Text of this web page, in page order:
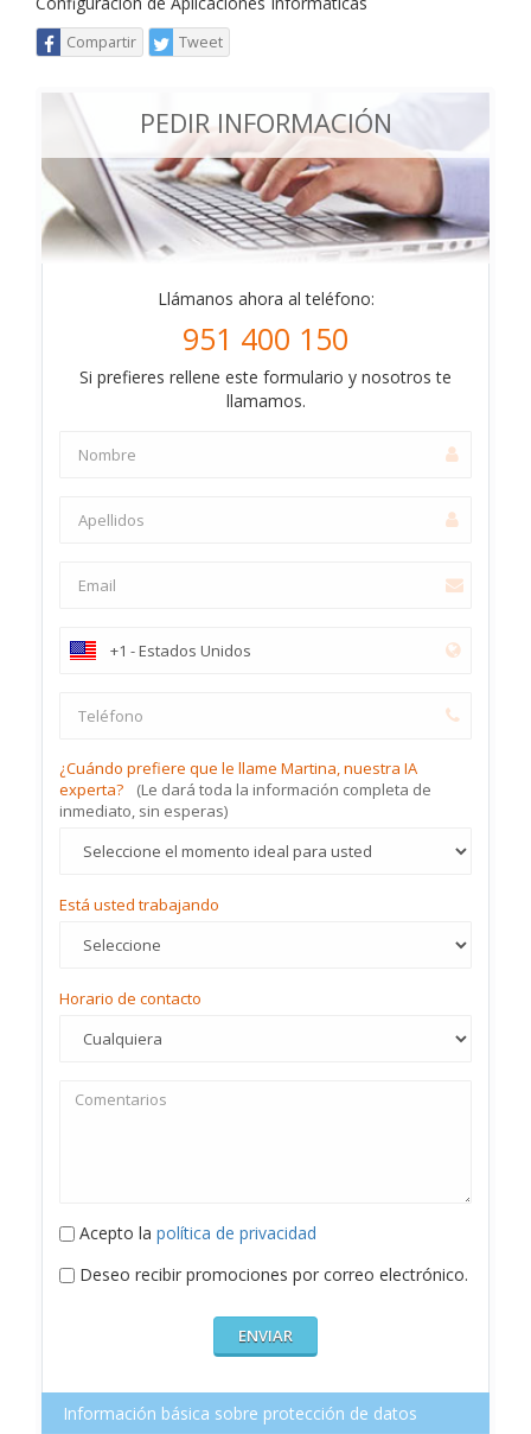
Compartir Tweet
PEDIR INFORMACIÓN
Llámanos ahora al teléfono:
951 400 150
Si prefieres rellene este formulario y nosotros te
llamamos.
¿Cuándo prefiere que le llame Martina, nuestra IA
experta?
(Le dará toda la información completa de
inmediato, sin esperas)
Está usted trabajando
Horario de contacto
Acepto la política de privacidad
Deseo recibir promociones por correo electrónico.
Información básica sobre protección de datos